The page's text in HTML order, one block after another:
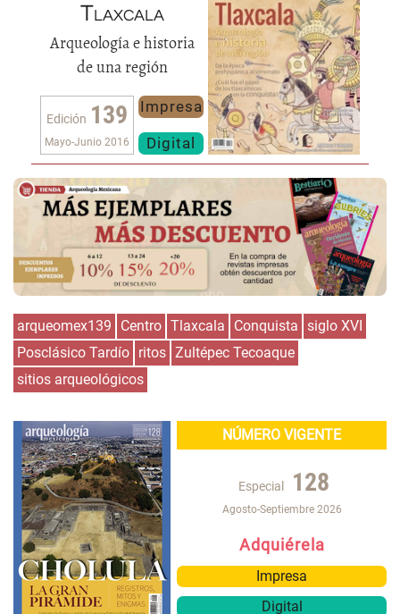
Tlaxcala
Arqueología e historia
de una región
Edición 139
Mayo-Junio 2016
Impresa
Digital
arqueomex139 Centro Tlaxcala Conquista siglo XVI
Posclásico Tardío ritos Zultépec Tecoaque
sitios arqueológicos
NÚMERO VIGENTE
Especial 128
Agosto-Septiembre 2026
Adquiérela
Impresa
Digital